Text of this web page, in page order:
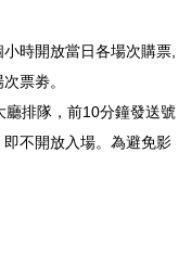
時開放當日各場次購票,
票劵。
排隊，前10分鐘發送號
不開放入場。為避免影